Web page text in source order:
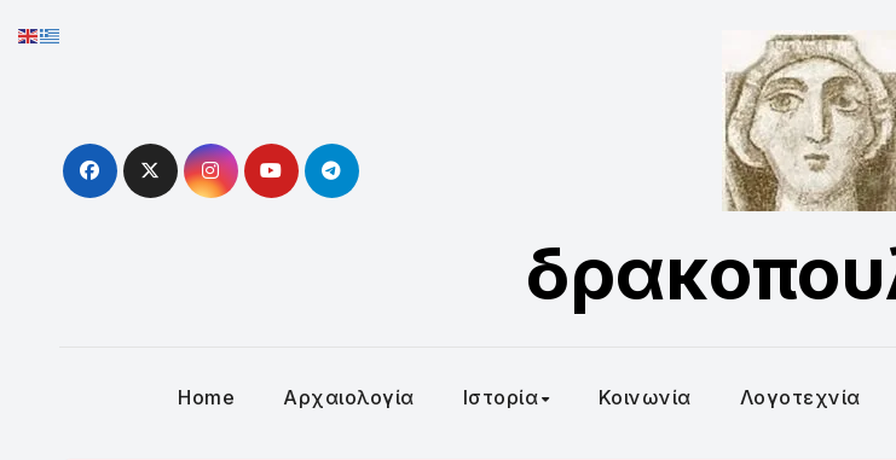
to
Home Αρχαιολογία Ιστορία Κοινωνία Λογοτεχνία